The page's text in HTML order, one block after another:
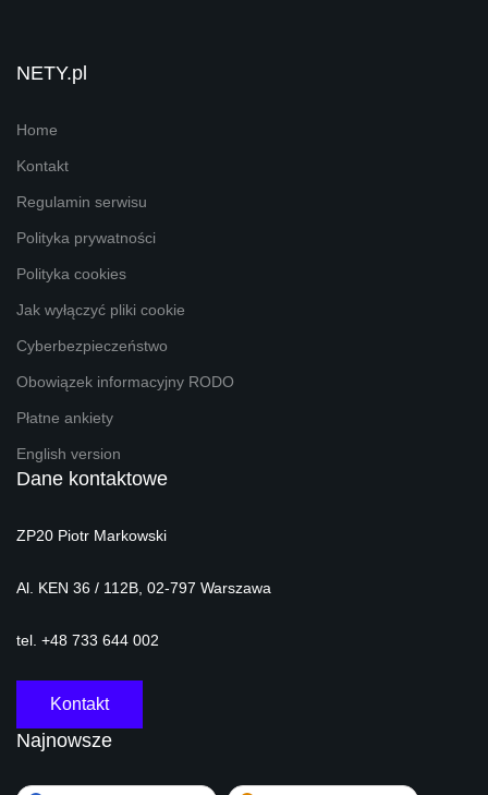
NETY.pl
Home
Kontakt
Regulamin serwisu
Polityka prywatności
Polityka cookies
Jak wyłączyć pliki cookie
Cyberbezpieczeństwo
Obowiązek informacyjny RODO
Płatne ankiety
English version
Dane kontaktowe
ZP20 Piotr Markowski
Al. KEN 36 / 112B, 02-797 Warszawa
tel. +48 733 644 002
Kontakt
Najnowsze